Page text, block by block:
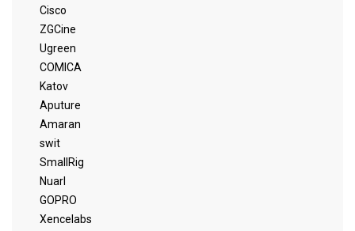
Cisco
ZGCine
Ugreen
COMICA
Katov
Aputure
Amaran
swit
SmallRig
Nuarl
GOPRO
Xencelabs